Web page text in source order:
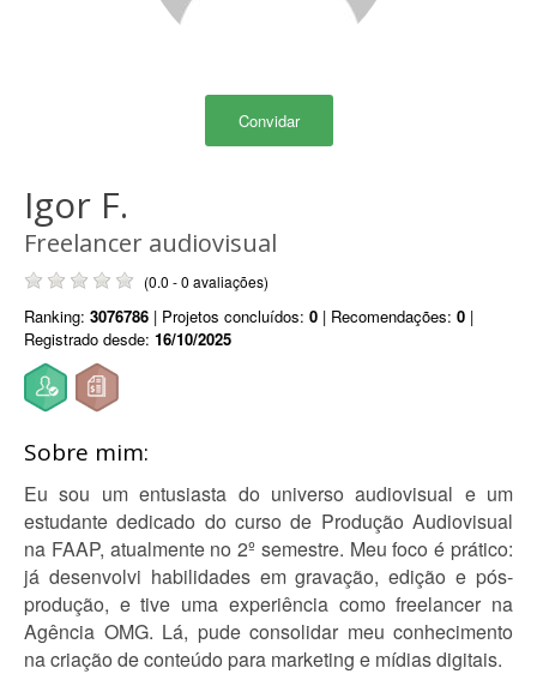
Convidar
Igor F.
Freelancer audiovisual
(0.0 - 0 avaliações)
Ranking: 3076786 | Projetos concluídos: 0 | Recomendações: 0 |
Registrado desde: 16/10/2025
Sobre mim:
Eu sou um entusiasta do universo audiovisual e um
estudante dedicado do curso de Produção Audiovisual
na FAAP, atualmente no 2º semestre. Meu foco é prático:
já desenvolvi habilidades em gravação, edição e pós-
produção, e tive uma experiência como freelancer na
Agência OMG. Lá, pude consolidar meu conhecimento
na criação de conteúdo para marketing e mídias digitais.